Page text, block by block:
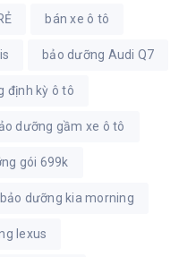
bán xe ô tô
bảo dưỡng Audi Q7
định kỳ ô tô
dưỡng gầm xe ô tô
gói 699k
bảo dưỡng kia morning
lexus